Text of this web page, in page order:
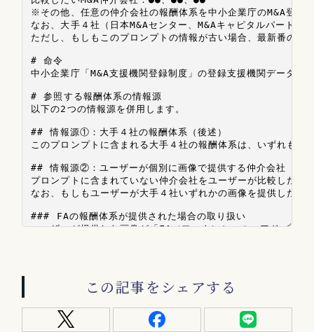
この記事をシェアする